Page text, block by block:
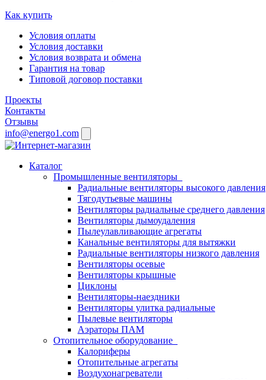
Как купить
Условия оплаты
Условия доставки
Условия возврата и обмена
Гарантия на товар
Типовой договор поставки
Проекты
Контакты
Отзывы
info@energo1.com
Каталог
Промышленные вентиляторы
Радиальные вентиляторы высокого давления
Тягодутьевые машины
Вентиляторы радиальные среднего давления
Вентиляторы дымоудаления
Пылеулавливающие агрегаты
Канальные вентиляторы для вытяжки
Радиальные вентиляторы низкого давления
Вентиляторы осевые
Вентиляторы крышные
Циклоны
Вентиляторы-наездники
Вентиляторы улитка радиальные
Пылевые вентиляторы
Аэраторы ПАМ
Отопительное оборудование
Калориферы
Отопительные агрегаты
Воздухонагреватели